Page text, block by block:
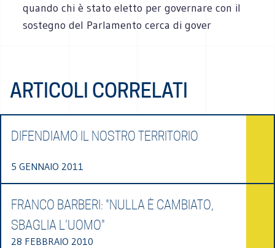
quando chi è stato eletto per governare con il
sostegno del Parlamento cerca di gover
ARTICOLI CORRELATI
DIFENDIAMO IL NOSTRO TERRITORIO
5 GENNAIO 2011
FRANCO BARBERI: "NULLA È CAMBIATO,
SBAGLIA L'UOMO"
28 FEBBRAIO 2010